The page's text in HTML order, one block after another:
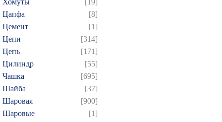
Хомуты
[19]
Цапфа
[8]
Цемент
[1]
Цепи
[314]
Цепь
[171]
Цилиндр
[55]
Чашка
[695]
Шайба
[37]
Шаровая
[900]
Шаровые
[1]